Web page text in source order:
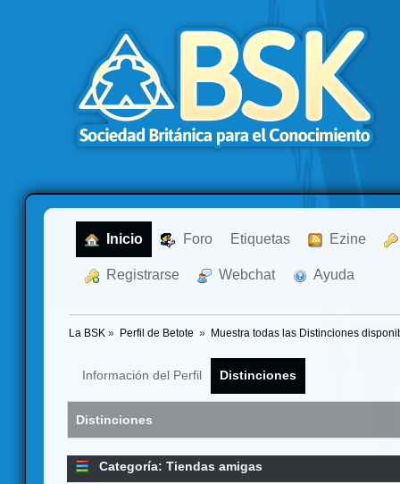
Inicio Foro Etiquetas Ezine
Registrarse Webchat Ayuda
La BSK » Perfil de Betote » Muestra todas las Distinciones
Información del Perfil Distinciones
Distinciones
Categoría: Tiendas amigas